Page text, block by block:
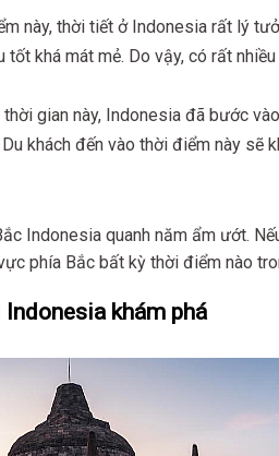
này, thời tiết ở Indonesia rất lý
khá mát mẻ. Do vậy, có rất
thời gian này, Indonesia đã bước
khách đến vào thời điểm này sẽ
Indonesia quanh năm ẩm ướt.
phía Bắc bất kỳ thời điểm nào
khám phá